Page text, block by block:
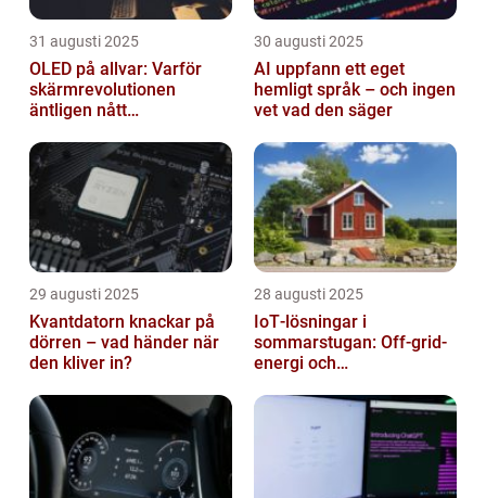
31 augusti 2025
OLED på allvar: Varför
skärmrevolutionen
äntligen nått
30 augusti 2025
AI uppfann ett eget
hemligt språk – och ingen
vet vad den säger
29 augusti 2025
Kvantdatorn knackar på
dörren – vad händer när
den kliver in?
28 augusti 2025
IoT‑lösningar i
sommarstugan: Off‑grid-
energi och